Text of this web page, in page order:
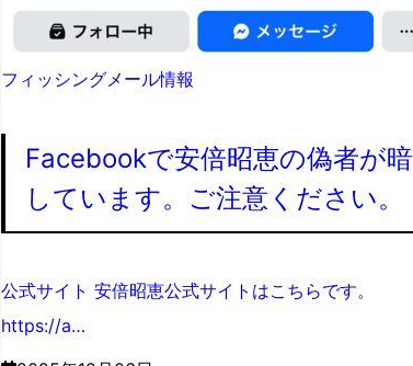
フィッシングメール情報
Facebookで安倍昭恵の偽者が
しています。ご注意ください。
公式サイト 安倍昭恵公式サイトはこちらです。
https://a…